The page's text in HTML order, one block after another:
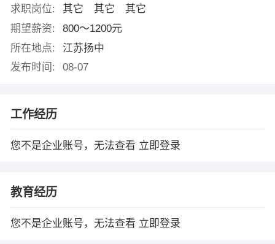
求职岗位:
其它 其它 其它
期望薪资:
800～1200元
所在地点:
江苏扬中
发布时间:
08-07
工作经历
您不是企业账号，无法查看 立即登录
教育经历
您不是企业账号，无法查看 立即登录